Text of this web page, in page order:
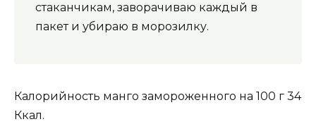
стаканчикам, заворачиваю каждый в
пакет и убираю в морозилку.
Калорийность манго замороженного на 100 г 34
Ккал.